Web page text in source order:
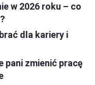
w 2026 roku – co
dla kariery i
pani zmienić pracę